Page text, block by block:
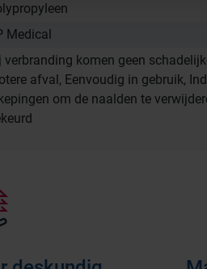
Medical
verbranding komen geen
afval, Eenvoudig in gebruik,
om de naalden te